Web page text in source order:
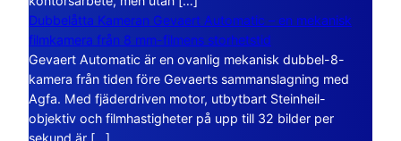
Dubbelåtta Kameran Gevaert Automatic – en mekanisk
filmkamera från 8 mm-filmens storhetstid
Gevaert Automatic är en ovanlig mekanisk dubbel-8-
kamera från tiden före Gevaerts sammanslagning med
Agfa. Med fjäderdriven motor, utbytbart Steinheil-
objektiv och filmhastigheter på upp till 32 bilder per